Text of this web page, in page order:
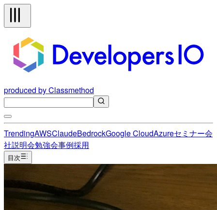
produced by Classmethod
TrendingAWSClaudeBedrockGoogle CloudAzureセミナー会
社説明会勉強会事例採用
目次